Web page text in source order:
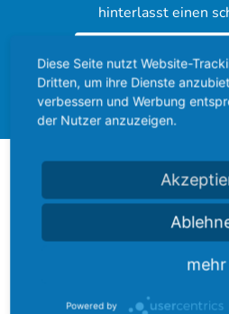
hinterlasst einen
Ford Community
Forum
Über das
Das FordBoard wurde am 17.
Community rund um
Bei uns finden Sie zu jedem Modell
Diese Seite nutzt Website-
Dritten, um ihre Dienste
verbessern und Werbung
der Nutzer anzuzeigen.
mehr
Powered by